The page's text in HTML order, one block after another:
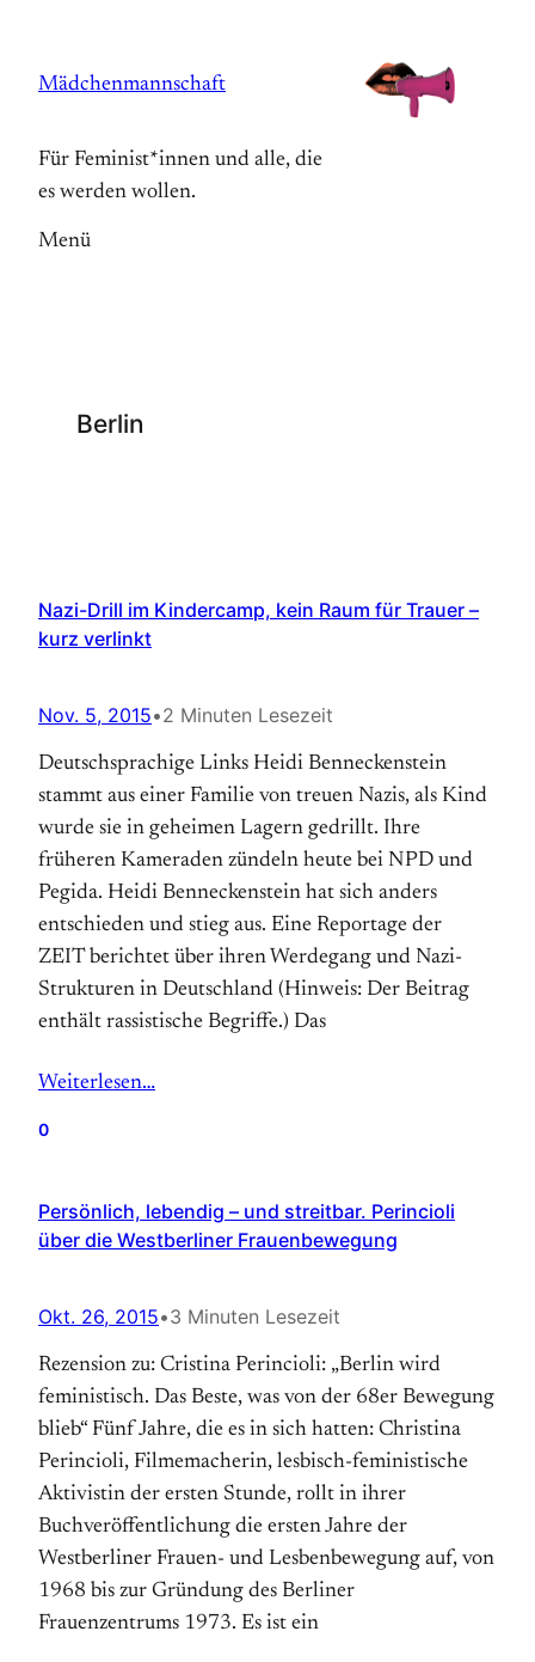
springen
Mädchenmannschaft
Für Feminist*innen und alle, die
es werden wollen.
Menü
Berlin
Nazi-Drill im Kindercamp, kein Raum für Trauer –
kurz verlinkt
Nov. 5, 2015•2 Minuten Lesezeit
Deutschsprachige Links Heidi Benneckenstein
stammt aus einer Familie von treuen Nazis, als Kind
wurde sie in geheimen Lagern gedrillt. Ihre
früheren Kameraden zündeln heute bei NPD und
Pegida. Heidi Benneckenstein hat sich anders
entschieden und stieg aus. Eine Reportage der
ZEIT berichtet über ihren Werdegang und Nazi-
Strukturen in Deutschland (Hinweis: Der Beitrag
enthält rassistische Begriffe.) Das
Weiterlesen…
0
Persönlich, lebendig – und streitbar. Perincioli
über die Westberliner Frauenbewegung
Okt. 26, 2015•3 Minuten Lesezeit
Rezension zu: Cristina Perincioli: „Berlin wird
feministisch. Das Beste, was von der 68er Bewegung
blieb“ Fünf Jahre, die es in sich hatten: Christina
Perincioli, Filmemacherin, lesbisch-feministische
Aktivistin der ersten Stunde, rollt in ihrer
Buchveröffentlichung die ersten Jahre der
Westberliner Frauen- und Lesbenbewegung auf, von
1968 bis zur Gründung des Berliner
Frauenzentrums 1973. Es ist ein